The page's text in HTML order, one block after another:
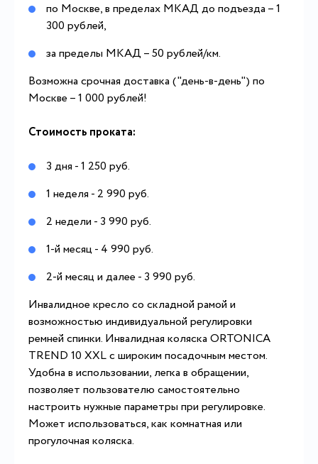
по Москве, в пределах МКАД до подъезда – 1
300 рублей,
за пределы МКАД – 50 рублей/км.
Возможна срочная доставка ("день-в-день") по
Москве – 1 000 рублей!
Стоимость проката:
3 дня - 1 250 руб.
1 неделя - 2 990 руб.
2 недели - 3 990 руб.
1-й месяц - 4 990 руб.
2-й месяц и далее - 3 990 руб.
Инвалидное кресло со складной рамой и
возможностью индивидуальной регулировки
ремней спинки. Инвалидная коляска ORTONICA
TREND 10 XXL с широким посадочным местом.
Удобна в использовании, легка в обращении,
позволяет пользователю самостоятельно
настроить нужные параметры при регулировке.
Может использоваться, как комнатная или
прогулочная коляска.